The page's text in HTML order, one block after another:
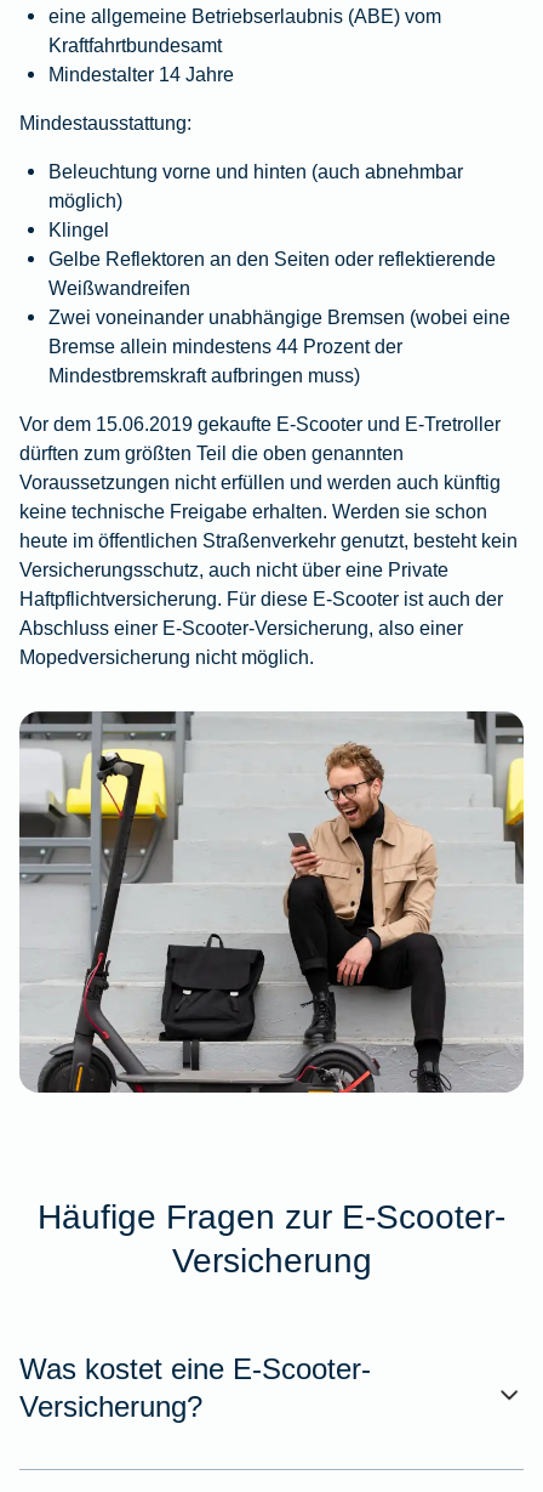
eine allgemeine Betriebserlaubnis (ABE) vom
Kraftfahrtbundesamt
Mindestalter 14 Jahre
Mindestausstattung:
Beleuchtung vorne und hinten (auch abnehmbar
möglich)
Klingel
Gelbe Reflektoren an den Seiten oder reflektierende
Weißwandreifen
Zwei voneinander unabhängige Bremsen (wobei eine
Bremse allein mindestens 44 Prozent der
Mindestbremskraft aufbringen muss)
Vor dem 15.06.2019 gekaufte E-Scooter und E-Tretroller
dürften zum größten Teil die oben genannten
Voraussetzungen nicht erfüllen und werden auch künftig
keine technische Freigabe erhalten. Werden sie schon
heute im öffentlichen Straßenverkehr genutzt, besteht kein
Versicherungsschutz, auch nicht über eine Private
Haftpflichtversicherung. Für diese E-Scooter ist auch der
Abschluss einer E-Scooter-Versicherung, also einer
Mopedversicherung nicht möglich.
Häufige Fragen zur E-Scooter-
Versicherung
Was kostet eine E-Scooter-
Versicherung?